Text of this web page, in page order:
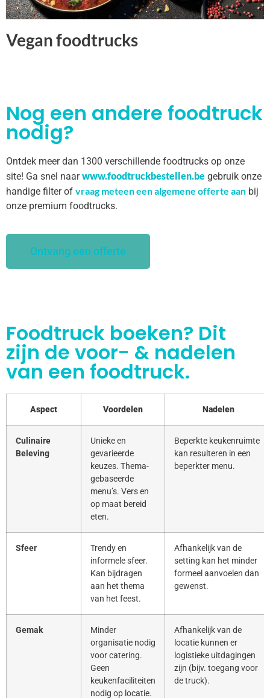
Vegan foodtrucks
Nog een andere foodtruck
nodig?
Ontdek meer dan 1300 verschillende foodtrucks op onze
site! Ga snel naarwww.foodtruckbestellen.be gebruik onze
handige filter of vraag meteen een algemene offerte aan bij
onze premium foodtrucks.
Ontvang een offerte
Foodtruck boeken? Dit
zijn de voor- & nadelen
van een foodtruck.
Aspect Voordelen Nadelen
Culinaire
Beleving
Unieke en
gevarieerde
keuzes. Thema-
gebaseerde
menu’s. Vers en
op maat bereid
eten.
Beperkte keukenruimte
kan resulteren in een
beperkter menu.
Sfeer
Trendy en
informele sfeer.
Kan bijdragen
aan het thema
van het feest.
Afhankelijk van de
setting kan het minder
formeel aanvoelen dan
gewenst.
Gemak
Minder
organisatie nodig
voor catering.
Geen
keukenfaciliteiten
nodig op locatie.
Afhankelijk van de
locatie kunnen er
logistieke uitdagingen
zijn (bijv. toegang voor
de truck).